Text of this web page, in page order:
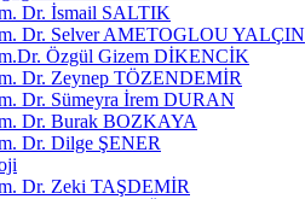
Dr. İsmail SALTIK
Dr. Selver AMETOGLOU YALÇIN
Özgül Gizem DİKENCİK
Dr. Zeynep TÖZENDEMİR
Dr. Sümeyra İrem DURAN
Dr. Burak BOZKAYA
Dr. Dilge ŞENER
Dr. Zeki TAŞDEMİR